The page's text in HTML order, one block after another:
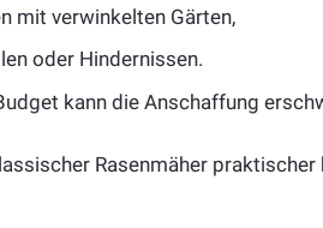
mit verwinkelten Gärten,
oder Hindernissen.
kann die Anschaffung
Rasenmäher praktischer